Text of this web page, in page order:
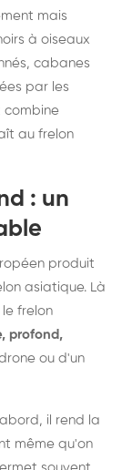
mais
à oiseaux
cabanes
par les
combine
au frelon
: un
produit
asiatique. Là
frelon
profond,
ou d'un
il rend la
même qu'on